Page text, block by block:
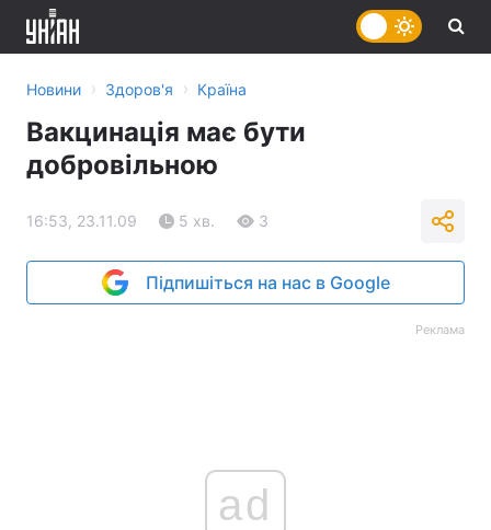
Новини › Здоров'я › Країна
Вакцинація має бути
добровільною
16:53, 23.11.09 5 хв. 3
Підпишіться на нас в Google
Реклама
ad